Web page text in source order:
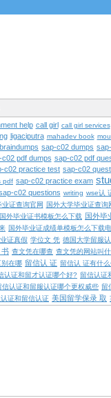
help call girl call girl services
ligaciputra mahadev book
sap-c02 dumps
c02 pdf dumps sap-c02 pdf
c02 practice test sap-c02
pdf sap-c02 practice exam
c02 questions writing wse认
业证查询官网 国外大学毕业证查询
国外毕业证书模板怎么下载 国外毕
国外毕业证成绩单模板怎么下载
证真假 学位文 凭 德国大学留服
书 查文凭在哪查 查文凭的网站叫
别在哪 留信认 证 留信认 证有什么
认证和留才认证哪个好? 留信认证
信认证和留服认证哪个更权威些 留
证和留信认证 美国留学保录 取